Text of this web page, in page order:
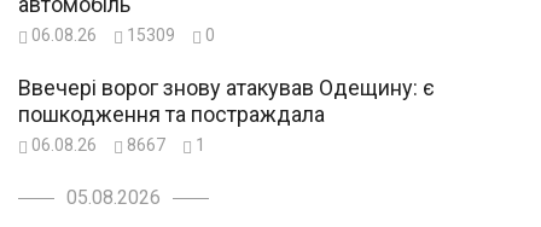
06.08.26 15309 0
Ввечері ворог знову атакував Одещину: є
пошкодження та постраждала
06.08.26 8667 1
05.08.2026